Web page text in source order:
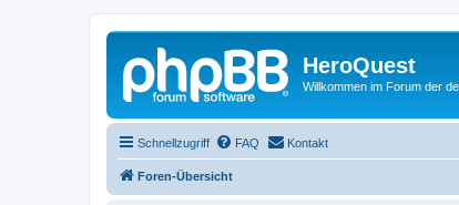
HeroQuest
Willkommen im Forum der
Schnellzugriff FAQ Kontakt
Foren-Übersicht